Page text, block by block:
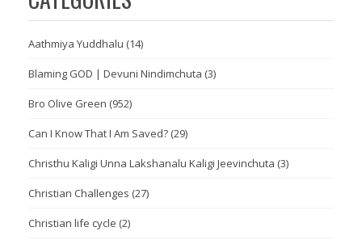
Aathmiya Yuddhalu (14)
Blaming GOD | Devuni Nindimchuta (3)
Bro Olive Green (952)
Can I Know That I Am Saved? (29)
Christhu Kaligi Unna Lakshanalu Kaligi Jeevinchuta (3)
Christian Challenges (27)
Christian life cycle (2)